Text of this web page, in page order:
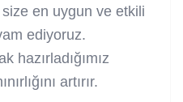
en uygun ve etkili
ediyoruz.
hazırladığımız
artırır.